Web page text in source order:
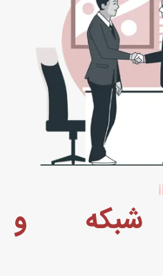
شبکه و